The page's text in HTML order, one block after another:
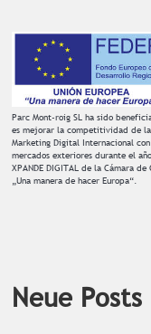
Parc Mont-roig SL ha sido
es mejorar la competitividad de
Marketing Digital Internacional
mercados exteriores durante el
XPANDE DIGITAL de la Cámara
„Una manera de hacer Europa“.
Neue Posts